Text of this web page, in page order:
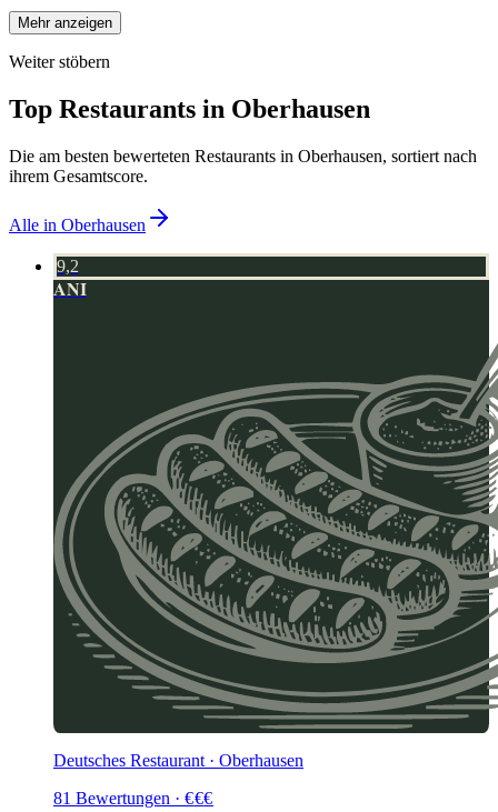
Mehr anzeigen
Weiter stöbern
Top Restaurants in Oberhausen
Die am besten bewerteten Restaurants in Oberhausen, sortiert nach
ihrem Gesamtscore.
Alle in Oberhausen
9,2
ANI
Deutsches Restaurant · Oberhausen
81 Bewertungen · €€€